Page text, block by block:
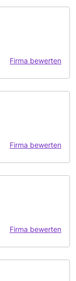
Firma bewerten
Firma bewerten
Firma bewerten